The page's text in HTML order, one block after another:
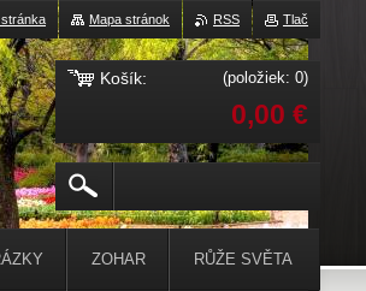
ZOHAR RŮŽE SVĚTA
Tlač
RSS
Mapa stránok
Košík: (položiek: 0)
0,00 €